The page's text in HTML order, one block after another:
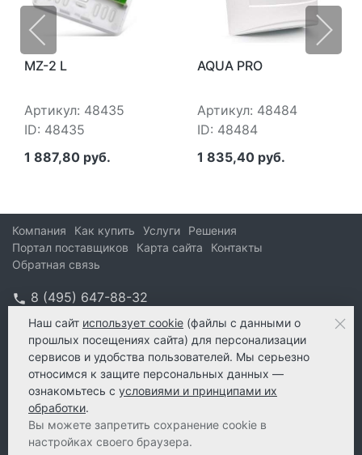
MZ-2 L
Артикул: 48435
ID: 48435
1 887,80 руб.
AQUA PRO
Артикул: 48484
ID: 48484
1 835,40 руб.
Компания Как купить Услуги
Решения
Портал поставщиков
Карта сайта
Контакты
Обратная связь
8 (495) 647-88-32
info@kform.ru
info@kform.ru
e-mail
© 2026 КейФорма
Наш сайт использует cookie (файлы с данными о
прошлых посещениях сайта) для персонализации
сервисов и удобства пользователей. Мы серьезно
относимся к защите персональных данных —
ознакомьтесь с условиями и принципами их
обработки.
Вы можете запретить сохранение cookie в
настройках своего браузера.